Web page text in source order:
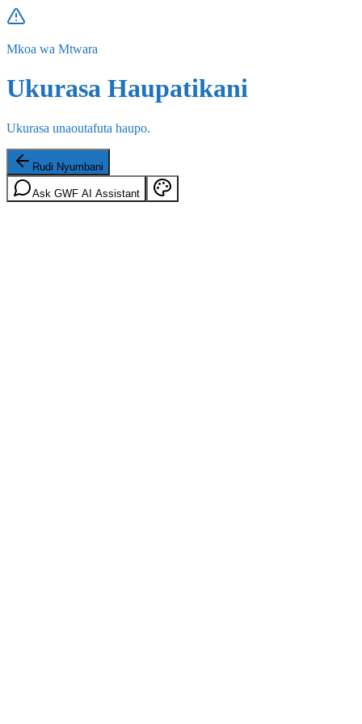
Mkoa wa Mtwara
Ukurasa Haupatikani
Ukurasa unaoutafuta haupo.
Rudi Nyumbani
Ask GWF AI Assistant